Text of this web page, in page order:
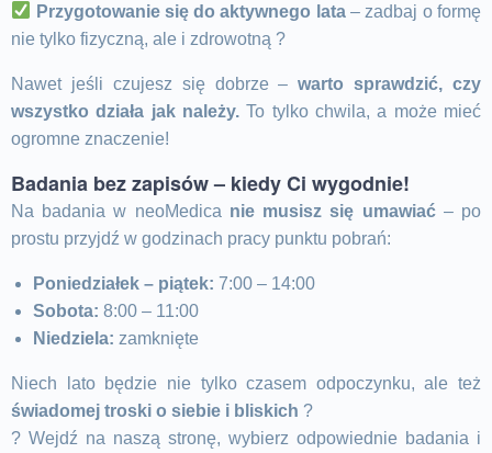
Przygotowanie się do aktywnego lata– zadbaj o formę
nie tylko fizyczną, ale i zdrowotną ?
Nawet jeśli czujesz się dobrze –warto sprawdzić, czy
wszystko działa jak należy. To tylko chwila, a może mieć
ogromne znaczenie!
Badania bez zapisów – kiedy Ci wygodnie!
Na badania w neoMedica nie musisz się umawiać– po
prostu przyjdź w godzinach pracy punktu pobrań:
Poniedziałek – piątek: 7:00 – 14:00
Sobota: 8:00 – 11:00
Niedziela: zamknięte
Niech lato będzie nie tylko czasem odpoczynku, ale też
świadomej troski o siebie i bliskich ?
? Wejdź na naszą stronę, wybierz odpowiednie badania i